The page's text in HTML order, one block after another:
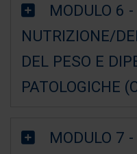
MODULO 6
NUTRIZIONE/
DEL PESO E
PATOLOGICHE
MODULO 7